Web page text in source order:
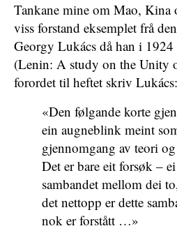
Tankane mine om Mao, Kina
viss forstand eksemplet frå
Georgy Lukács då han i
(Lenin: A study on the Unity
forordet til heftet skriv Lukács:
«Den følgande korte
ein augneblink meint
gjennomgang av teori
Det er bare eit forsøk –
sambandet mellom dei
det nettopp er dette
nok er forstått …»